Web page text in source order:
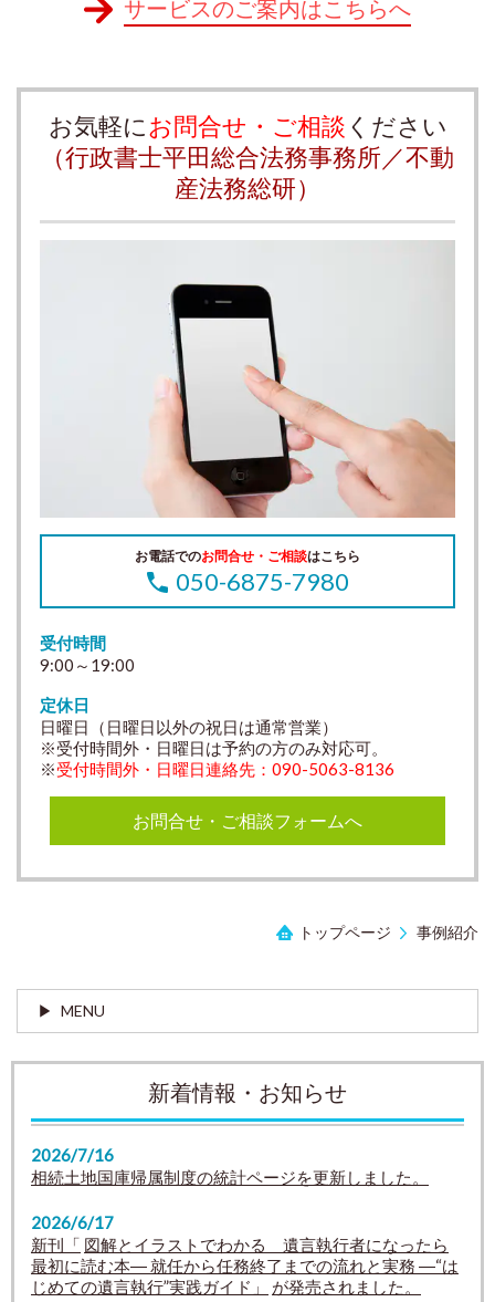
サービスのご案内はこちらへ
お気軽に お問合せ・ご相談 ください
（行政書士平田総合法務事務所／不動
産法務総研）
お電話でのお問合せ・ご相談はこちら
050-6875-7980
受付時間
9:00～19:00
定休日
日曜日（日曜日以外の祝日は通常営業）
※受付時間外・日曜日は予約の方のみ対応可。
※受付時間外・日曜日連絡先：090-5063-8136
お問合せ・ご相談フォームへ
トップページ 事例紹介
MENU
新着情報・お知らせ
2026/7/16
相続土地国庫帰属制度の統計ページを更新しました。
2026/6/17
新刊「 図解とイラストでわかる 遺言執行者になったら
最初に読む本― 就任から任務終了までの流れと実務 ―“は
じめての遺言執行”実践ガイド 」 が発売されました。